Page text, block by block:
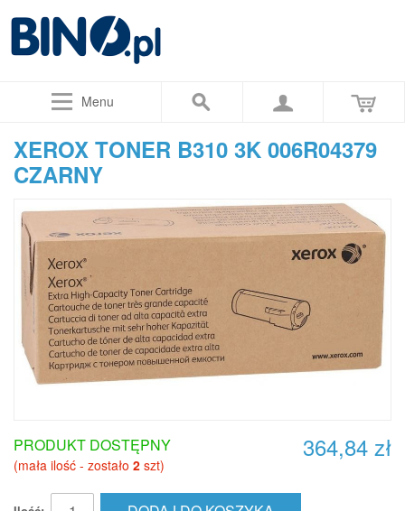
Menu
XEROX TONER B310 3K 006R04379
CZARNY
364,84 zł
PRODUKT DOSTĘPNY
(mała ilość - zostało 2 szt)